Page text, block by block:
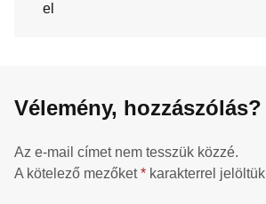
el
Vélemény, hozzászólás?
Az e-mail címet nem tesszük közzé.
A kötelező mezőket* karakterrel jelöltük